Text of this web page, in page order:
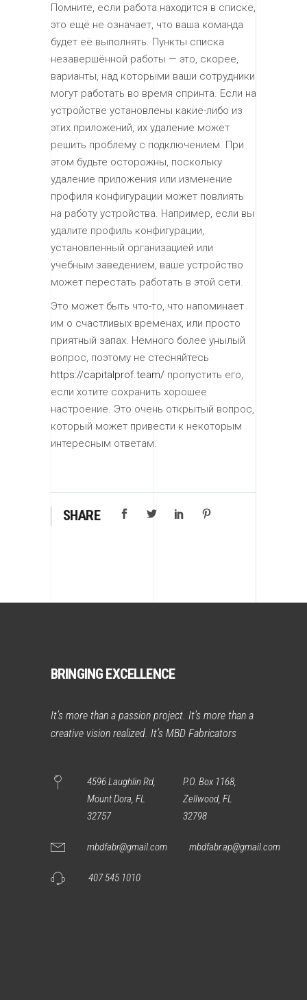
Помните, если работа находится в списке,
это ещё не означает, что ваша команда
будет её выполнять. Пункты списка
незавершённой работы — это, скорее,
варианты, над которыми ваши сотрудники
могут работать во время спринта. Если на
устройстве установлены какие-либо из
этих приложений, их удаление может
решить проблему с подключением. При
этом будьте осторожны, поскольку
удаление приложения или изменение
профиля конфигурации может повлиять
на работу устройства. Например, если вы
удалите профиль конфигурации,
установленный организацией или
учебным заведением, ваше устройство
может перестать работать в этой сети.
Это может быть что-то, что напоминает
им о счастливых временах, или просто
приятный запах. Немного более унылый
вопрос, поэтому не стесняйтесь
https://capitalprof.team/ пропустить его,
если хотите сохранить хорошее
настроение. Это очень открытый вопрос,
который может привести к некоторым
интересным ответам.
SHARE
BRINGING EXCELLENCE
It’s more than a passion project. It’s more than a
creative vision realized. It’s MBD Fabricators
4596 Laughlin Rd,
Mount Dora, FL
32757
P.O. Box 1168,
Zellwood, FL
32798
mbdfabr@gmail.com mbdfabr.ap@gmail.com
407 545 1010